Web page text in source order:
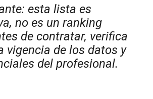
esta lista es
no es un ranking
de contratar, verifica
vigencia de los datos y
del profesional.